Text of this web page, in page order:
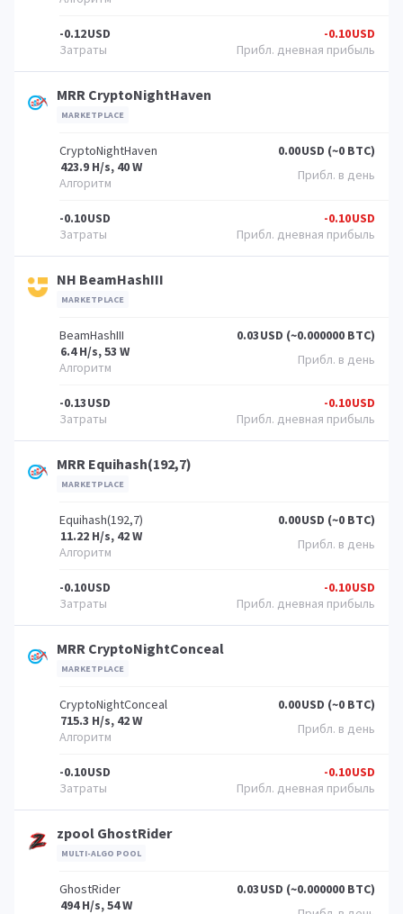
-0.12USD -0.10USD
MRR CryptoNightHaven
MARKETPLACE
CryptoNightHaven
423.9 H/s, 40 W
0.00USD (~0 BTC)
-0.10USD -0.10USD
NH BeamHashIII
MARKETPLACE
BeamHashIII
6.4 H/s, 53 W
0.03USD (~0.000000 BTC)
-0.13USD -0.10USD
MRR Equihash(192,7)
MARKETPLACE
Equihash(192,7)
11.22 H/s, 42 W
0.00USD (~0 BTC)
-0.10USD -0.10USD
MRR CryptoNightConceal
MARKETPLACE
CryptoNightConceal
715.3 H/s, 42 W
0.00USD (~0 BTC)
-0.10USD -0.10USD
zpool GhostRider
MULTI-ALGO POOL
GhostRider
494 H/s, 54 W
0.03USD (~0.000000 BTC)